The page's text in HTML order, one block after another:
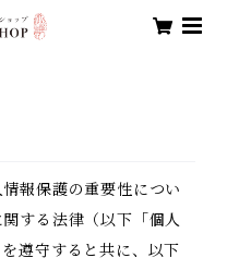
報保護の重要性につい
する法律（以下「個人
遵守すると共に、以下